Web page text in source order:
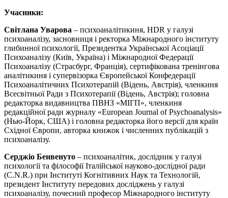
Учасники:
Світлана Уварова – психоаналітикиня, HDR у галузі
психоаналізу, засновниця і ректорка Міжнародного інституту
глибинної психології, Президентка Української Асоціації
Психоаналізу (Київ, Україна) і Міжнародної Федерації
Психоаналізу (Страсбург, Франція), сертифікована тренінгова
аналітикиня і супервізорка Європейської Конфедерації
Психоаналітичних Психотерапій (Відень, Австрія), членкиня
Всесвітньої Ради з Психотерапії (Відень, Австрія); головна
редакторка видавництва ПВНЗ «МІГП», членкиня
редакційної ради журналу «European Journal of Psychoanalysis»
(Нью-Йорк, США) і головна редакторка його версії для країн
Східної Європи, авторка книжок і численних публікацій з
психоаналізу.
Серджіо Бенвенуто – психоаналітик, дослідник у галузі
психології та філософії Італійської науково-дослідної ради
(C.N.R.) при Інституті Когнітивних Наук та Технологій,
президент Інституту передових досліджень у галузі
психоаналізу, почесний професор Міжнародного інституту